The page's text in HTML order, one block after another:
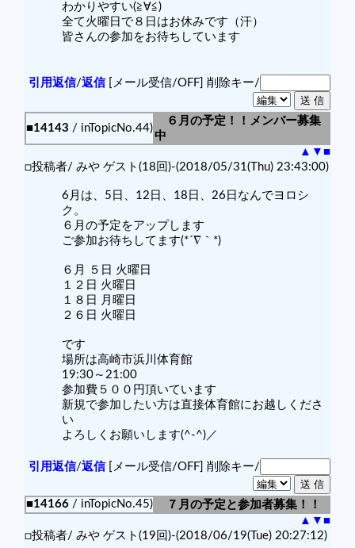
わかりやすい(≧∀≦)
全て火曜日で８日はお休みです（汗）
皆さんの参加をお待ちしています
引用返信/返信[メール受信/OFF] 削除キー/
■14143 / inTopicNo.44)
６月の予定！！メンバー募集
中
▲ ▼ ■
□投稿者/ みや ゲスト(18回)-(2018/05/31(Thu) 23:43:00)
6月は、5日、12日、18日、26日なんでヨロシ
ク。
６月の予定をアップします
ご参加お待ちしてます(*´∇｀*)
６月 ５日 火曜日
１２日 火曜日
１８日 月曜日
２６日 火曜日
です
場所は高崎市浜川体育館
19:30～21:00
参加費５００円頂いています
新規で参加したい方は直接体育館にお越しくださ
い
よろしくお願いします(^-^)／
引用返信/返信[メール受信/OFF] 削除キー/
■14166 / inTopicNo.45)
７月の予定と参加者募集！！
▲ ▼ ■
□投稿者/ みや ゲスト(19回)-(2018/06/19(Tue) 20:27:12)